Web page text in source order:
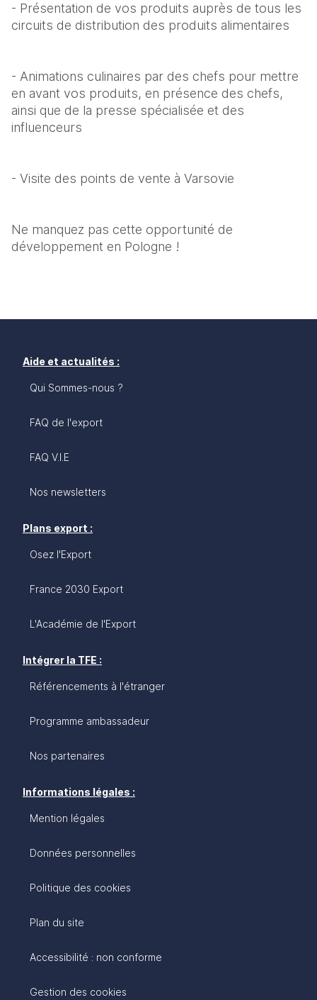
- Présentation de vos produits auprès de tous les
circuits de distribution des produits alimentaires
- Animations culinaires par des chefs pour mettre
en avant vos produits, en présence des chefs,
ainsi que de la presse spécialisée et des
influenceurs
- Visite des points de vente à Varsovie
Ne manquez pas cette opportunité de
développement en Pologne !
Aide et actualités :
Qui Sommes-nous ?
FAQ de l'export
FAQ V.I.E
Nos newsletters
Plans export :
Osez l'Export
France 2030 Export
L'Académie de l'Export
Intégrer la TFE :
Référencements à l'étranger
Programme ambassadeur
Nos partenaires
Informations légales :
Mention légales
Données personnelles
Politique des cookies
Plan du site
Accessibilité : non conforme
Gestion des cookies